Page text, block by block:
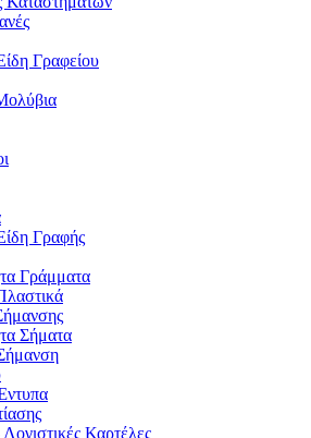
Γραφείου
Γραφής
Γράμματα
Σήματα
Καρτέλες